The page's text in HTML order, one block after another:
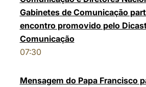
Gabinetes de Comunicação
encontro promovido pelo
Comunicação
07:30
Mensagem do Papa Francisco